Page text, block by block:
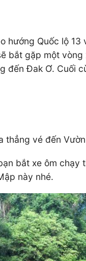
hướng Quốc lộ
bắt gặp một
đến Đak Ơ. Cuối
thẳng vé đến
bắt xe ôm
này nhé.